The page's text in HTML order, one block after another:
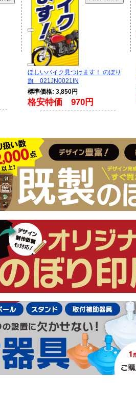
ほしいバイク見つけます！ のぼり
旗 021JN0021IN
標準価格: 3,850円
格安特価 970円